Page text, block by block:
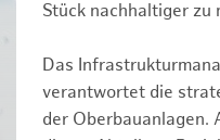
Stück nachhaltiger zu
Das
verantwortet die
der Oberbauanlagen.